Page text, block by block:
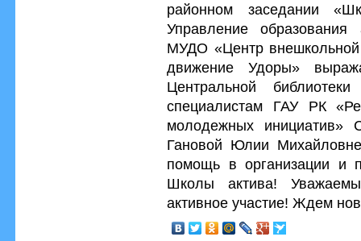
районном заседании
Управление
МУДО «Центр
движение Удоры»
Центральной
специалистам ГАУ РК
молодежных инициатив»
Гановой Юлии
помощь в организации и
Школы актива!
активное участие! Ждем